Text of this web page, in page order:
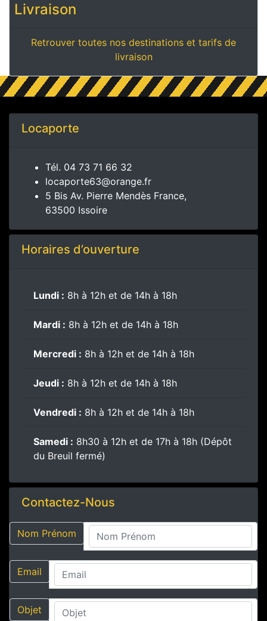
Livraison
Retrouver toutes nos destinations et tarifs de
livraison
Locaporte
Tél. 04 73 71 66 32
locaporte63@orange.fr
5 Bis Av. Pierre Mendès France,
63500 Issoire
Horaires d’ouverture
Lundi : 8h à 12h et de 14h à 18h
Mardi : 8h à 12h et de 14h à 18h
Mercredi : 8h à 12h et de 14h à 18h
Jeudi : 8h à 12h et de 14h à 18h
Vendredi : 8h à 12h et de 14h à 18h
Samedi : 8h30 à 12h et de 17h à 18h (Dépôt
du Breuil fermé)
Contactez-Nous
Nom Prénom
Email
Objet